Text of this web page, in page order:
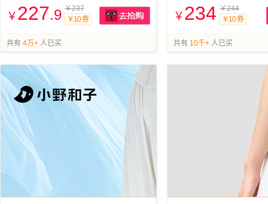
￥ 227.9 ￥237
￥10 券
共有 4万+ 人已买
￥ 234 ￥244
￥10 券
共有 10千+ 人已买